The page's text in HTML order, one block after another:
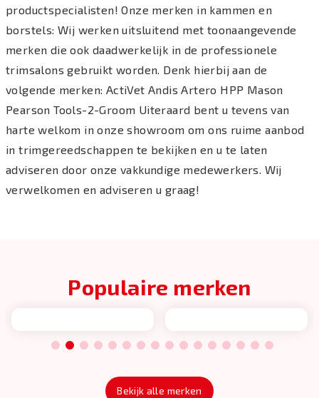
productspecialisten! Onze merken in kammen en
borstels: Wij werken uitsluitend met toonaangevende
merken die ook daadwerkelijk in de professionele
trimsalons gebruikt worden. Denk hierbij aan de
volgende merken: ActiVet Andis Artero HPP Mason
Pearson Tools-2-Groom Uiteraard bent u tevens van
harte welkom in onze showroom om ons ruime aanbod
in trimgereedschappen te bekijken en u te laten
adviseren door onze vakkundige medewerkers. Wij
verwelkomen en adviseren u graag!
Populaire merken
1 2 3 4 5 6 7 8 9 10 11 12 13 14 15 16
Bekijk alle merken